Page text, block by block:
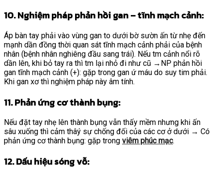
10. Nghiệm pháp phản hồi gan – tĩnh mạch cảnh:
Áp bàn tay phải vào vùng gan to dưới bờ sườn ấn từ nhẹ đến
mạnh dần đồng thời quan sát tĩnh mạch cảnh phải của bệnh
nhân (bệnh nhân nghiêng đầu sang trái). Nếu tm cảnh nổi rõ
dần lên, khi bỏ tay ra thì tm lại nhỏ đi như cũ →NP phản hồi
gan tĩnh mạch cảnh (+): gặp trong gan ứ máu do suy tim phải.
Khi gan xơ thì nghiệm pháp này âm tính.
11. Phản ứng cơ thành bụng:
Nếu đặt tay nhẹ lên thành bụng vẫn thấy mềm nhưng khi ấn
sâu xuống thì cảm thâý sự chống đối của các cơ ở dưới → Có
phản ứng cơ thành bụng: gặp trong viêm phúc mạc.
12. Dấu hiệu sóng vỗ: